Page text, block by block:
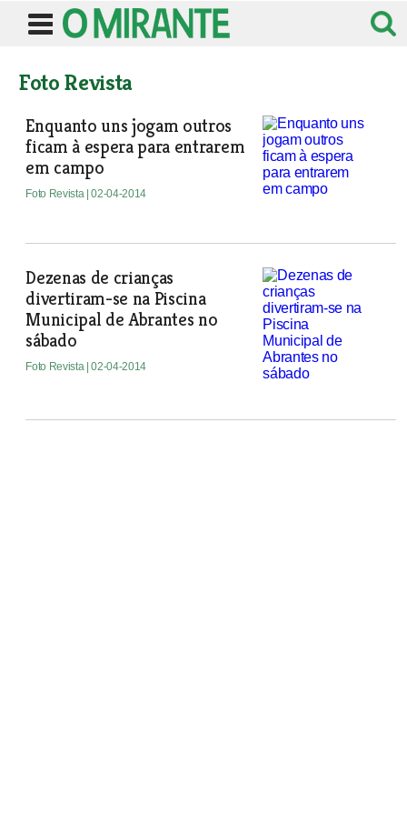
Foto Revista
Enquanto uns jogam outros
ficam à espera para entrarem
em campo
Foto Revista | 02-04-2014
Dezenas de crianças
divertiram-se na Piscina
Municipal de Abrantes no
sábado
Foto Revista | 02-04-2014